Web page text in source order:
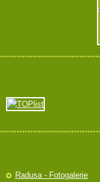
Radusa - Fotogalerie